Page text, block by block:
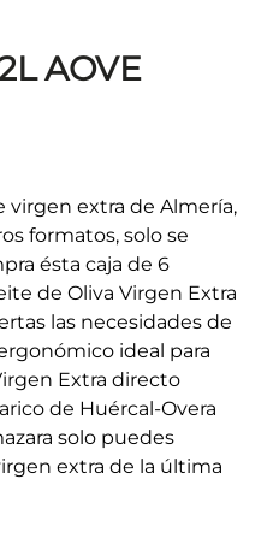
AOVE
virgen extra de Almería,
formatos, solo se
ésta caja de 6
de Oliva Virgen Extra
las necesidades de
ideal para
Extra directo
de Huércal-Overa
solo puedes
extra de la última